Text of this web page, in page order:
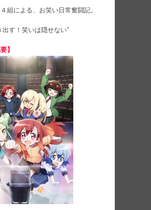
組による、お笑い日常奮闘記。
出す！笑いは隠せない”
】